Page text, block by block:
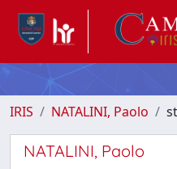
IRIS NATALINI, Paolo
NATALINI, Paolo